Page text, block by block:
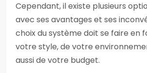
Cependant, il existe plusieurs
avec ses avantages et ses
choix du système doit se faire en
votre style, de votre
aussi de votre budget.